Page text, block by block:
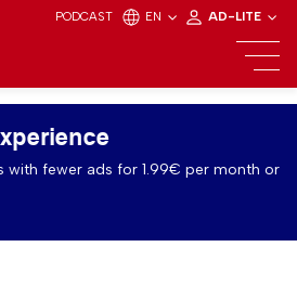
PODCAST EN AD-LITE
with fewer ads for 1.99€ per month or